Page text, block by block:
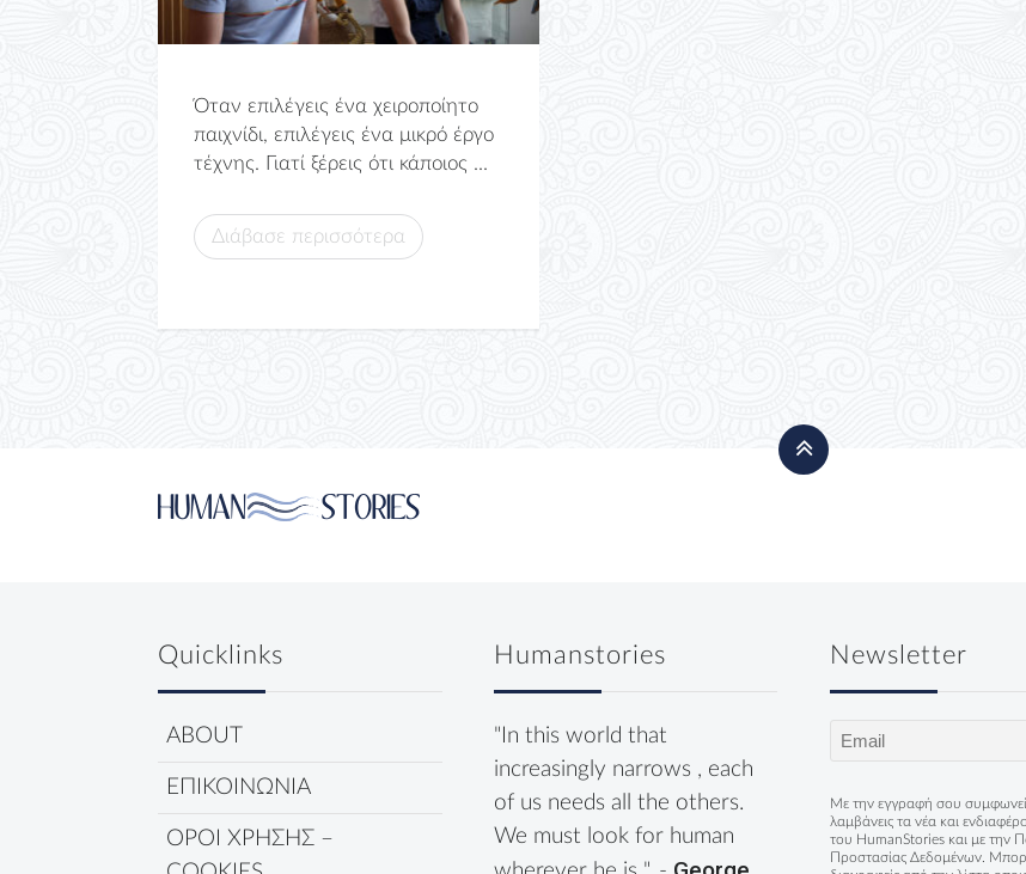
Όταν επιλέγεις ένα χειροποίητο
παιχνίδι, επιλέγεις ένα μικρό έργο
τέχνης. Γιατί ξέρεις ότι κάποιος ...
Διάβασε περισσότερα
Quicklinks
ABOUT
ΕΠΙΚΟΙΝΩΝΙΑ
ΟΡΟΙ ΧΡΗΣΗΣ –
Humanstories
"In this world that
increasingly narrows , each
of us needs all the others.
We must look for human
Newsletter
Email (Required)
Με την εγγραφή σου
λαμβάνεις τα νέα και
του HumanStories και με την
Προστασίας Δεδομένων.